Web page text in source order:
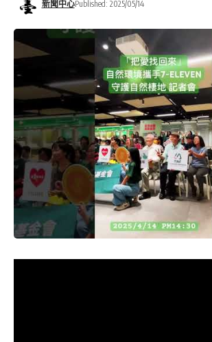
新聞中心Published: 2025/05/14